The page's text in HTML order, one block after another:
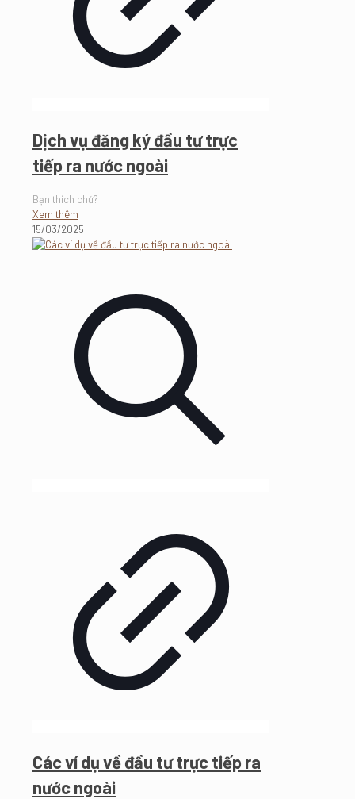
Dịch vụ đăng ký đầu tư trực
tiếp ra nước ngoài
Bạn thích chứ?
Xem thêm
15/03/2025
Các ví dụ về đầu tư trực tiếp ra
nước ngoài